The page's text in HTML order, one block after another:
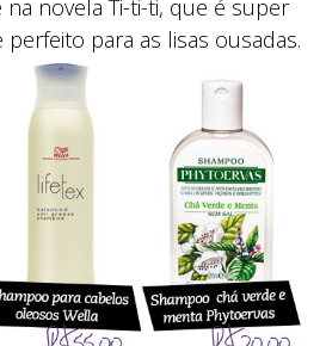
novela Ti-ti-ti, que é super
para as lisas ousadas.